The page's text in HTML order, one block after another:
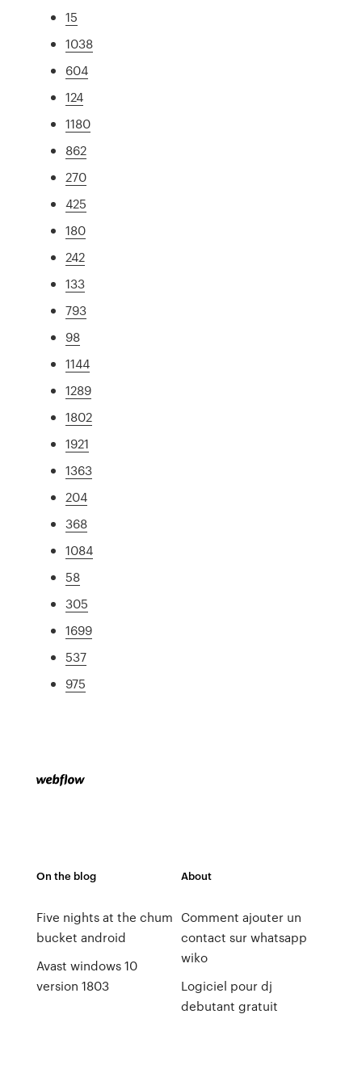
15
1038
604
124
1180
862
270
425
180
242
133
793
98
1144
1289
1802
1921
1363
204
368
1084
58
305
1699
537
975
On the blog
Five nights at the chum
bucket android
Avast windows 10
version 1803
About
Comment ajouter un
contact sur whatsapp
wiko
Logiciel pour dj
debutant gratuit